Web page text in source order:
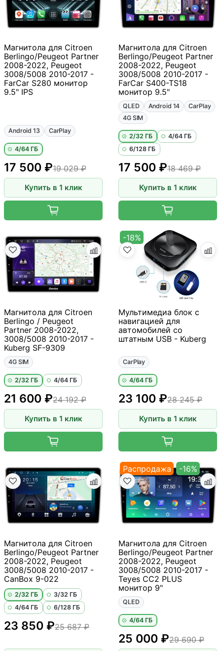
Магнитола для Citroen
Berlingo/Peugeot Partner
2008-2022, Peugeot
3008/5008 2010-2017 -
FarCar S280 монитор
9.5" IPS
Android 13 CarPlay
4/64 ГБ
19 029 ₽
17 500 ₽
Купить в 1 клик
Магнитола для Citroen
Berlingo/Peugeot Partner
2008-2022, Peugeot
3008/5008 2010-2017 -
FarCar S400-TS18
монитор 9.5"
QLED Android 14
CarPlay
4G SIM
2/32 ГБ
4/64 ГБ
6/128 ГБ
17 500 ₽18 469 ₽
Купить в 1 клик
Магнитола для Citroen
Berlingo / Peugeot
Partner 2008-2022,
3008/5008 2010-2017 -
Kuberg SF-9309
4G SIM
2/32 ГБ 4/64 ГБ
21 600 ₽24 192 ₽
Купить в 1 клик
-18%
Мультимедиа блок с
навигацией для
автомобилей со
штатным USB - Kuberg
CarPlay
4/64 ГБ
28 245 ₽
23 100 ₽
Купить в 1 клик
Магнитола для Citroen
Berlingo/Peugeot Partner
2008-2022, Peugeot
3008/5008 2010-2017 -
CanBox 9-022
2/32 ГБ
3/32 ГБ
4/64 ГБ
6/128 ГБ
23 850 ₽25 687 ₽
Распродажа -16%
Магнитола для Citroen
Berlingo/Peugeot Partner
2008-2022, Peugeot
3008/5008 2010-2017 -
Teyes CC2 PLUS
монитор 9"
QLED
4/64 ГБ
29 690 ₽
25 000 ₽